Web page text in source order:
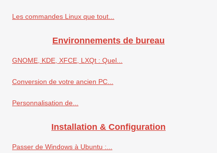
Les commandes Linux que tout...
Environnements de bureau
GNOME, KDE, XFCE, LXQt : Quel...
Conversion de votre ancien PC...
Personnalisation de...
Installation & Configuration
Passer de Windows à Ubuntu :...